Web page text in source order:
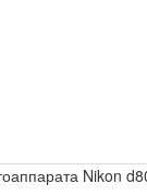
Nikon